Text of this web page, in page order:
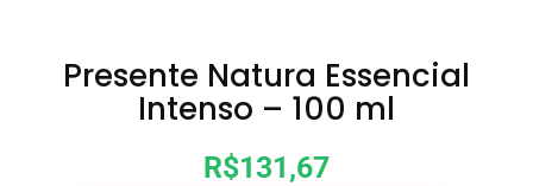
Presente Natura Essencial
Intenso – 100 ml
R$131,67